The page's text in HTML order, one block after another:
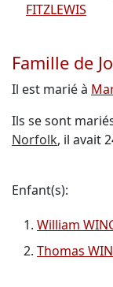
FITZLEWIS
Famille de
Il est marié à
Ils se sont
Norfolk, il avait
Enfant(s):
William
Thomas